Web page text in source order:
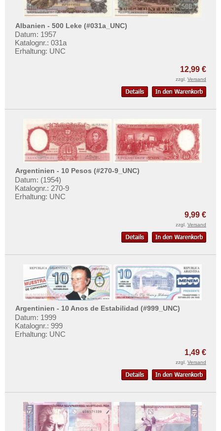
Albanien - 500 Leke (#031a_UNC)
Datum: 1957
Katalognr.: 031a
Erhaltung: UNC
12,99 €
zzgl. Versand
Argentinien - 10 Pesos (#270-9_UNC)
Datum: (1954)
Katalognr.: 270-9
Erhaltung: UNC
9,99 €
zzgl. Versand
Argentinien - 10 Anos de Estabilidad (#999_UNC)
Datum: 1999
Katalognr.: 999
Erhaltung: UNC
1,49 €
zzgl. Versand